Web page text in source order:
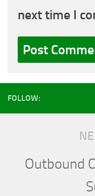
next time I
FOLLOW:
Outbound